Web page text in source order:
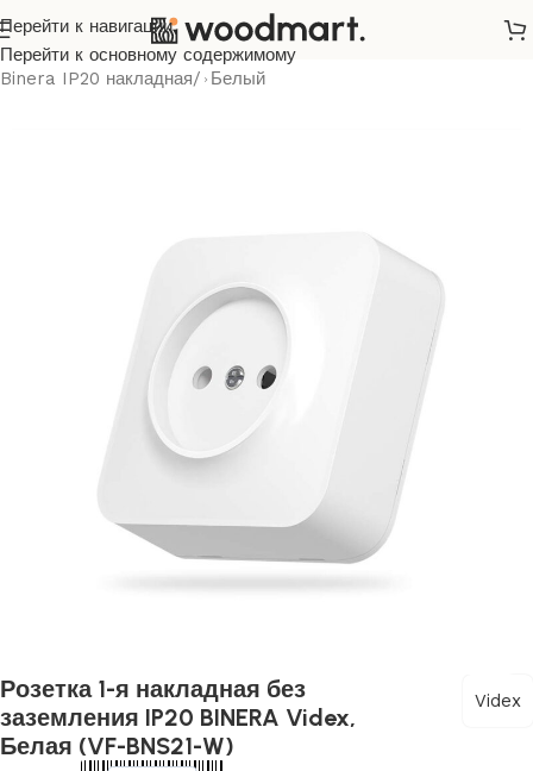
Перейти к навигации
Перейти к основному содержимому
Главная/ Розетки и выключатели/
Binera IP20 накладная/ Белый
Розетка 1-я накладная без
заземления IP20 BINERA Videx,
Белая (VF-BNS21-W)
Videx